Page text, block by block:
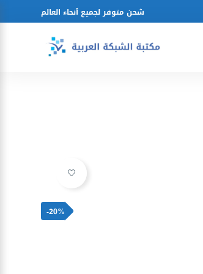
شحن متوفر لجميع أنحاء العالم
Ajouter à la liste d’envies
-20%